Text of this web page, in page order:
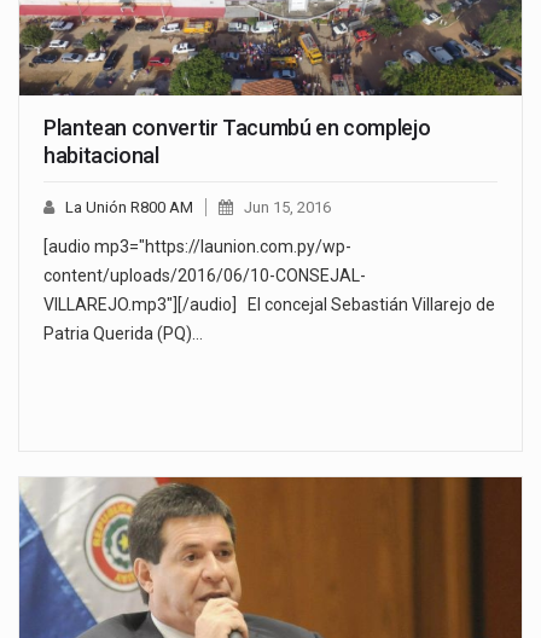
Plantean convertir Tacumbú en complejo
habitacional
La Unión R800 AM Jun 15, 2016
[audio mp3="https://launion.com.py/wp-
content/uploads/2016/06/10-CONSEJAL-
VILLAREJO.mp3"][/audio] El concejal Sebastián Villarejo de
Patria Querida (PQ)…